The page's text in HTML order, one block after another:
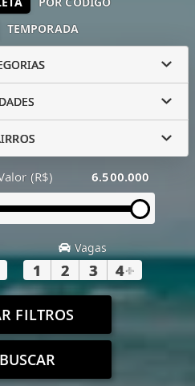
TEMPORADA
(R$) 6.500.000
Vagas
1 2 3 4+
FILTROS
BUSCAR